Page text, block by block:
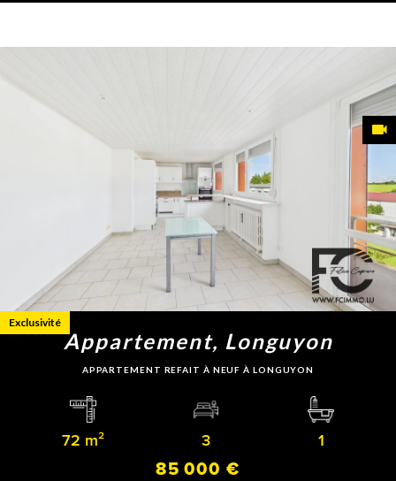
Appartement, Longuyon
APPARTEMENT REFAIT À NEUF À LONGUYON
72 m² 3 1
85 000 €
Exclusivité